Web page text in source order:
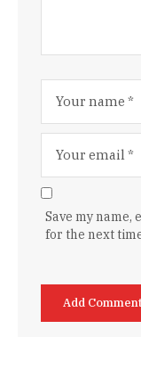
Save my
for the next